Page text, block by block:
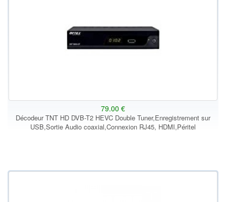
79.00 €
Décodeur TNT HD DVB-T2 HEVC Double Tuner,Enregistrement sur
USB,Sortie Audio coaxial,Connexion RJ45, HDMI,Péritel